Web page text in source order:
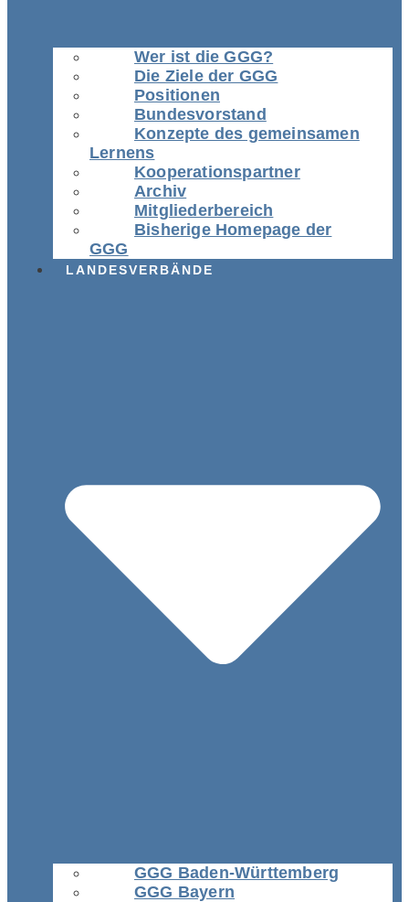
Wer ist die GGG?
Die Ziele der GGG
Positionen
Bundesvorstand
Konzepte des gemeinsamen
Lernens
Kooperationspartner
Archiv
Mitgliederbereich
Bisherige Homepage der
GGG
LANDESVERBÄNDE
GGG Baden-Württemberg
GGG Bayern